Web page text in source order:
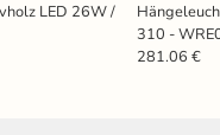
LED 26W /
310 -
281.06 €